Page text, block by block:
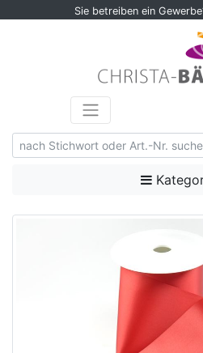
Sie betreiben ein